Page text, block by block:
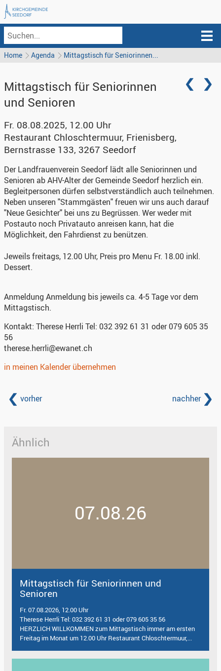
Home Agenda Mittagstisch für Seniorinnen...
Mittagstisch für Seniorinnen
und Senioren
Fr. 08.08.2025, 12.00 Uhr
Restaurant Chloschtermuur, Frienisberg,
Bernstrasse 133, 3267 Seedorf
Der Landfrauenverein Seedorf lädt alle Seniorinnen und
Senioren ab AHV-Alter der Gemeinde Seedorf herzlich ein.
Begleitpersonen dürfen selbstverständlich auch teilnehmen.
Neben unseren "Stammgästen" freuen wir uns auch darauf
"Neue Gesichter" bei uns zu Begrüssen. Wer weder mit
Postauto noch Privatauto anreisen kann, hat die
Möglichkeit, den Fahrdienst zu benützen.
Jeweils freitags, 12.00 Uhr, Preis pro Menu Fr. 18.00 inkl.
Dessert.
Anmeldung Anmeldung bis jeweils ca. 4-5 Tage vor dem
Mittagstisch.
Kontakt: Therese Herrli Tel: 032 392 61 31 oder 079 605 35
56
therese.herrli@ewanet.ch
in meinen Kalender übernehmen
vorher nachher
Ähnlich
07.08.26
Mittagstisch für Seniorinnen und
Senioren
Fr. 07.08.2026, 12.00 Uhr
Therese Herrli Tel: 032 392 61 31 oder 079 605 35 56
HERZLICH WILLKOMMEN zum Mittagstisch immer am ersten
Freitag im Monat um 12.00 Uhr Restaurant Chloschtermuur,...